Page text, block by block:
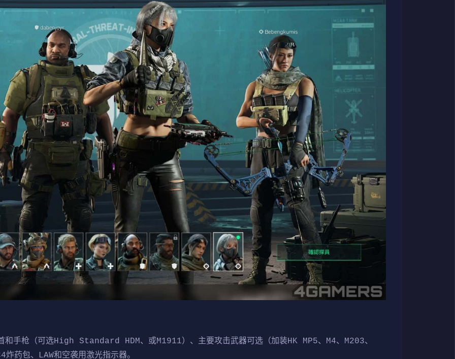
和手枪（可选High Standard HDM、或M1911）、主要攻击武器可选（加装HK MP5、M4、M203、
药包、LAW和空袭用激光指示器。